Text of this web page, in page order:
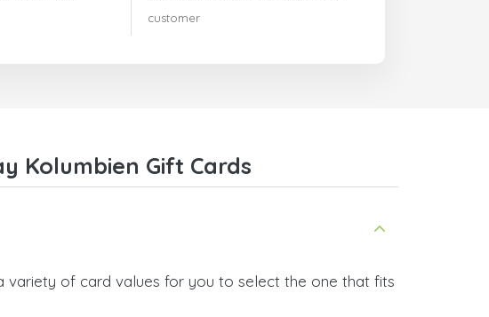
customer
Kolumbien Gift Cards
variety of card values for you to select the one that fits